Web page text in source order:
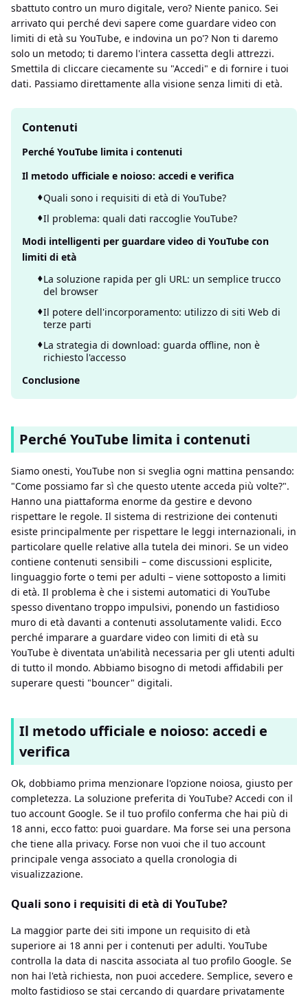
sbattuto contro un muro digitale, vero? Niente panico. Sei
arrivato qui perché devi sapere come guardare video con
limiti di età su YouTube, e indovina un po'? Non ti daremo
solo un metodo; ti daremo l'intera cassetta degli attrezzi.
Smettila di cliccare ciecamente su "Accedi" e di fornire i tuoi
dati. Passiamo direttamente alla visione senza limiti di età.
Contenuti
Perché YouTube limita i contenuti
Il metodo ufficiale e noioso: accedi e verifica
Quali sono i requisiti di età di YouTube?
Il problema: quali dati raccoglie YouTube?
Modi intelligenti per guardare video di YouTube con
limiti di età
La soluzione rapida per gli URL: un semplice trucco
del browser
Il potere dell'incorporamento: utilizzo di siti Web di
terze parti
La strategia di download: guarda offline, non è
richiesto l'accesso
Conclusione
Perché YouTube limita i contenuti
Siamo onesti, YouTube non si sveglia ogni mattina pensando:
"Come possiamo far sì che questo utente acceda più volte?".
Hanno una piattaforma enorme da gestire e devono
rispettare le regole. Il sistema di restrizione dei contenuti
esiste principalmente per rispettare le leggi internazionali, in
particolare quelle relative alla tutela dei minori. Se un video
contiene contenuti sensibili – come discussioni esplicite,
linguaggio forte o temi per adulti – viene sottoposto a limiti
di età. Il problema è che i sistemi automatici di YouTube
spesso diventano troppo impulsivi, ponendo un fastidioso
muro di età davanti a contenuti assolutamente validi. Ecco
perché imparare a guardare video con limiti di età su
YouTube è diventata un'abilità necessaria per gli utenti adulti
di tutto il mondo. Abbiamo bisogno di metodi affidabili per
superare questi "bouncer" digitali.
Il metodo ufficiale e noioso: accedi e
verifica
Ok, dobbiamo prima menzionare l'opzione noiosa, giusto per
completezza. La soluzione preferita di YouTube? Accedi con il
tuo account Google. Se il tuo profilo conferma che hai più di
18 anni, ecco fatto: puoi guardare. Ma forse sei una persona
che tiene alla privacy. Forse non vuoi che il tuo account
principale venga associato a quella cronologia di
visualizzazione.
Quali sono i requisiti di età di YouTube?
La maggior parte dei siti impone un requisito di età
superiore ai 18 anni per i contenuti per adulti. YouTube
controlla la data di nascita associata al tuo profilo Google. Se
non hai l'età richiesta, non puoi accedere. Semplice, severo e
molto fastidioso se stai cercando di guardare privatamente